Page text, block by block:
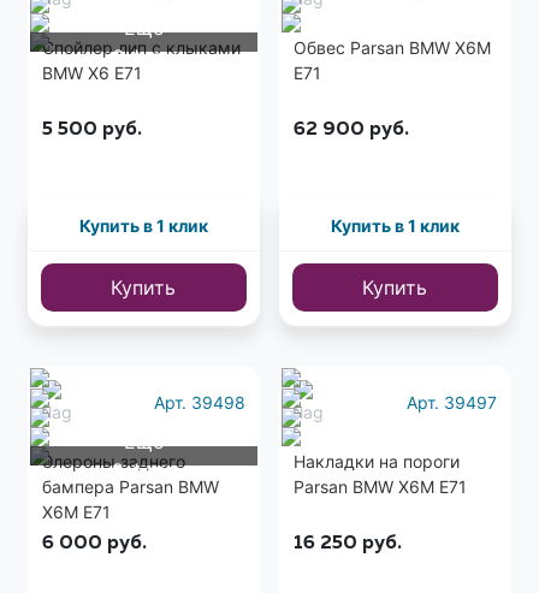
Еще
6 фото
Спойлер лип с клыками
BMW X6 E71
5 500 руб.
Купить в 1 клик
Купить
Обвес Parsan BMW X6M
E71
62 900 руб.
Купить в 1 клик
Купить
Еще
2 фото
Арт. 39498
Элероны заднего
бампера Parsan BMW
X6M E71
6 000 руб.
Арт. 39497
Накладки на пороги
Parsan BMW X6M E71
16 250 руб.